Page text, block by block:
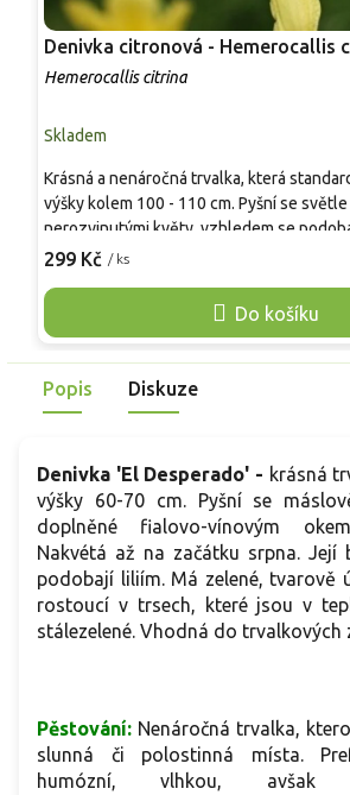
Denivka citronová - Hemerocallis
Hemerocallis citrina
Skladem
299 Kč / ks
Do košíku
Krásná a nenáročná trvalka, která
výšky kolem 100 - 110 cm. Pyšní se
nerozvinutými květy, vzhledem se
Popis Diskuze
Denivka 'El Desperado' - krásná
výšky 60-70 cm. Pyšní se
doplněné fialovo-vínovým
Nakvétá až na začátku srpna. Její
podobají liliím. Má zelené, tvarově
rostoucí v trsech, které jsou v
stálezelené. Vhodná do trvalkových
Pěstování: Nenáročná trvalka,
slunná či polostinná místa.
humózní, vlhkou, avšak